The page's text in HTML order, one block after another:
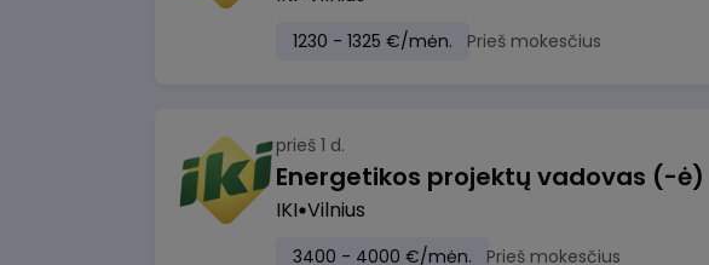
1230 - 1325 €/mėn. Prieš mokesčius
prieš 1 d.
Energetikos projektų vadovas (-ė)
IKI Vilnius
3400 - 4000 €/mėn. Prieš mokesčius